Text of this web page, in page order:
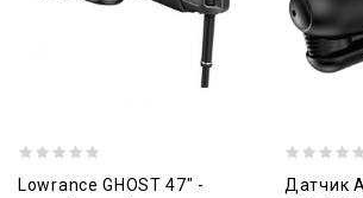
Lowrance GHOST 47" -
Датчик